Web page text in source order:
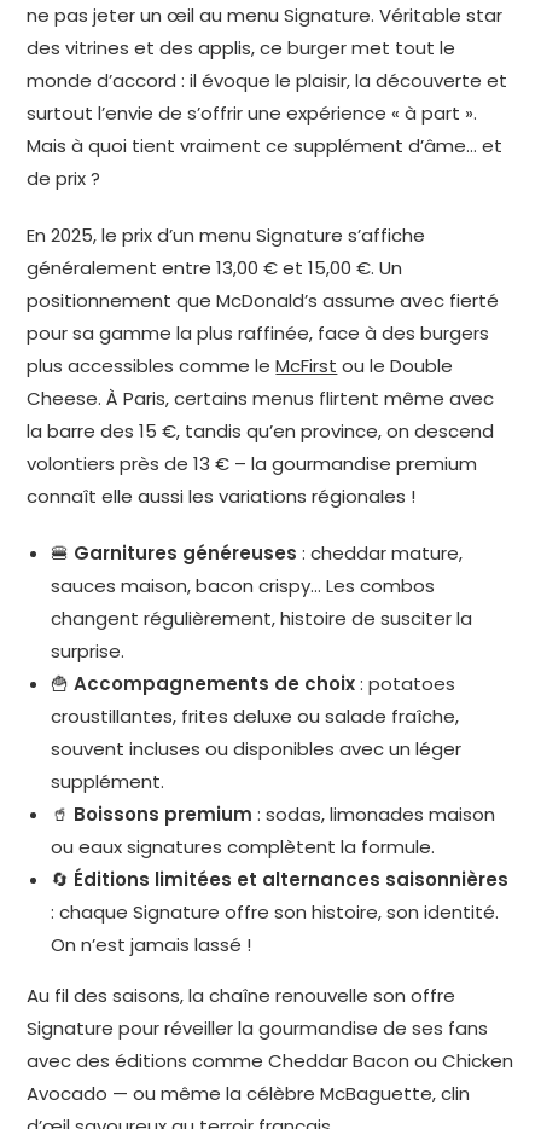
ne pas jeter un œil au menu Signature. Véritable star
des vitrines et des applis, ce burger met tout le
monde d’accord : il évoque le plaisir, la découverte et
surtout l’envie de s’offrir une expérience « à part ».
Mais à quoi tient vraiment ce supplément d’âme… et
de prix ?
En 2025, le prix d’un menu Signature s’affiche
généralement entre 13,00 € et 15,00 €. Un
positionnement que McDonald’s assume avec fierté
pour sa gamme la plus raffinée, face à des burgers
plus accessibles comme leMcFirst ou le Double
Cheese. À Paris, certains menus flirtent même avec
la barre des 15 €, tandis qu’en province, on descend
volontiers près de 13 € – la gourmandise premium
connaît elle aussi les variations régionales !
🍔 Garnitures généreuses : cheddar mature,
sauces maison, bacon crispy… Les combos
changent régulièrement, histoire de susciter la
surprise.
🍟Accompagnements de choix: potatoes
croustillantes, frites deluxe ou salade fraîche,
souvent incluses ou disponibles avec un léger
supplément.
🥤 Boissons premium : sodas, limonades maison
ou eaux signatures complètent la formule.
🔄 Éditions limitées et alternances saisonnières
: chaque Signature offre son histoire, son identité.
On n’est jamais lassé !
Au fil des saisons, la chaîne renouvelle son offre
Signature pour réveiller la gourmandise de ses fans
avec des éditions comme Cheddar Bacon ou Chicken
Avocado — ou même la célèbre McBaguette, clin